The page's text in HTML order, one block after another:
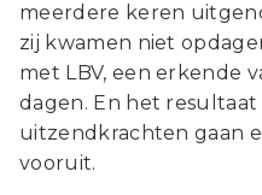
meerdere keren
zij kwamen niet
met LBV, een erkende
dagen. En het resultaat
uitzendkrachten gaan
vooruit.